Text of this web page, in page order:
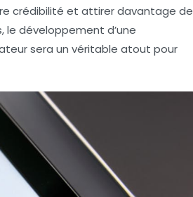
crédibilité et attirer davantage de
le développement d’une
sera un véritable atout pour